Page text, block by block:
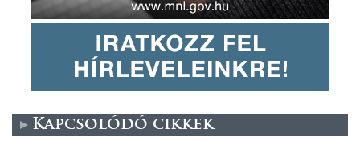
Kapcsolódó cikkek